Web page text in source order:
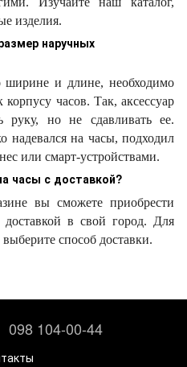
изделия.
наручных
ширине и длине, необходимо
часов. Так, аксессуар
руку, но не сдавливать ее.
надевался на часы, подходил
или смарт-устройствами.
часы с доставкой?
вы сможете приобрести
в свой город. Для
способ доставки.
098 104-00-44